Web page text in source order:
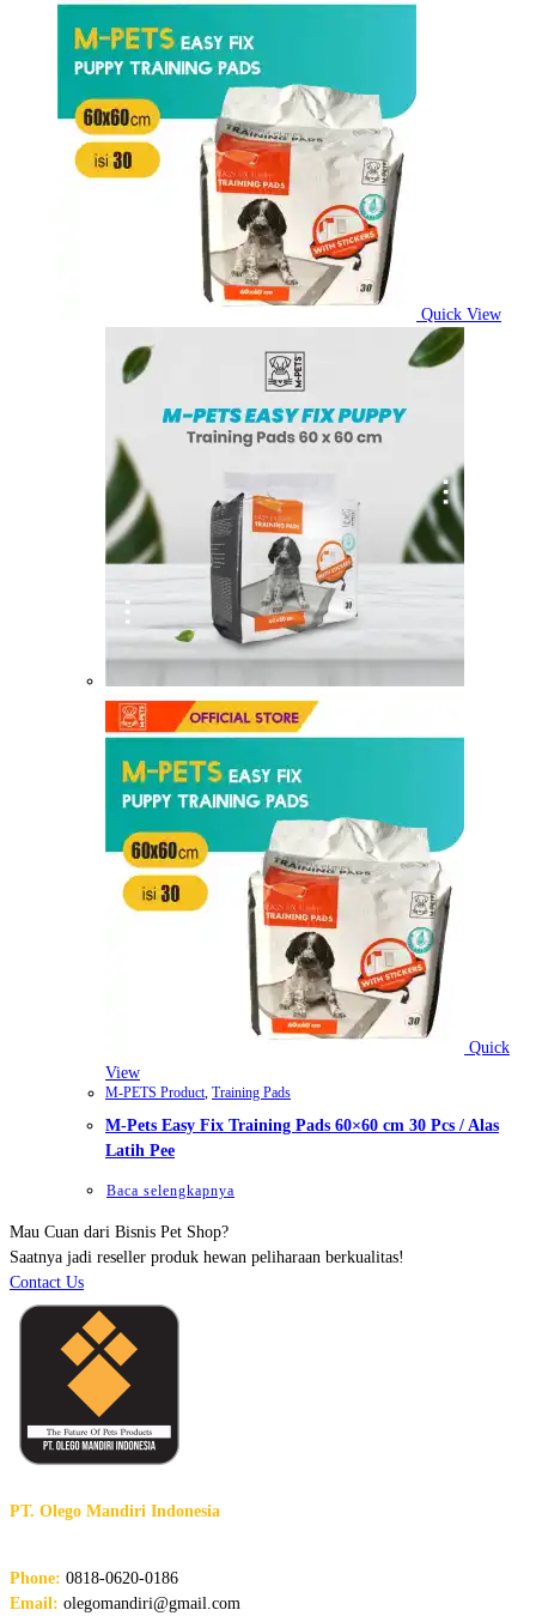
Quick View
Quick
View
M-PETS Product Training Pads
M-Pets Easy Fix Training Pads 60×60 cm 30 Pcs / Alas
Latih Pee
Baca selengkapnya
Mau Cuan dari Bisnis Pet Shop?
Saatnya jadi reseller produk hewan peliharaan berkualitas!
Contact Us
PT. Olego Mandiri Indonesia
Phone: 0818-0620-0186
Email: olegomandiri@gmail.com